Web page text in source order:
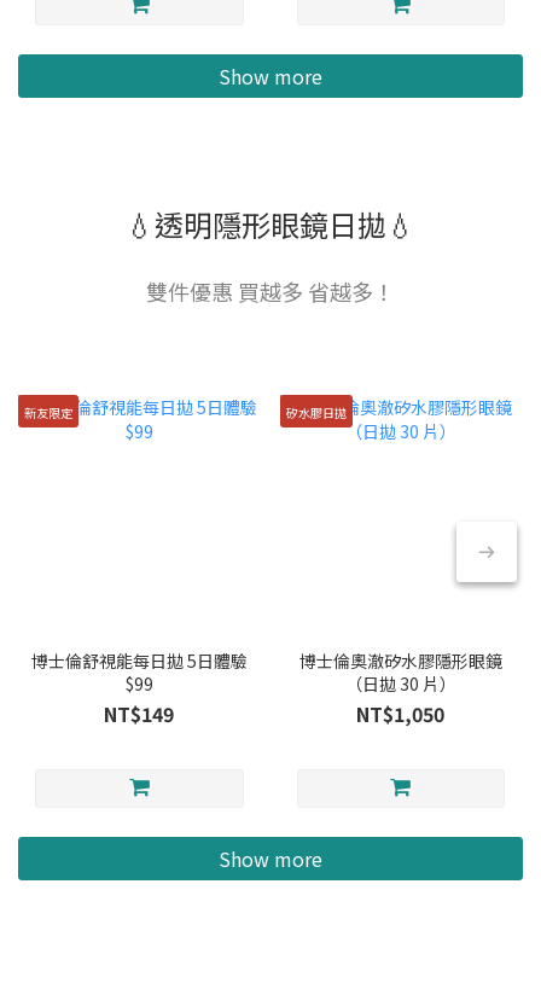
Show more
💧透明隱形眼鏡日拋💧
雙件優惠 買越多 省越多！
新友限定
博士倫舒視能每日拋 5日體驗
$99
NT$149
矽水膠日拋
博士倫奧澈矽水膠隱形眼鏡
（日拋 30 片）
NT$1,050
Show more